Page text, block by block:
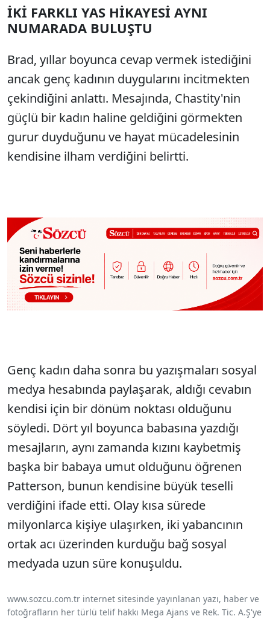
İKİ FARKLI YAS HİKAYESİ AYNI
NUMARADA BULUŞTU
Brad, yıllar boyunca cevap vermek istediğini
ancak genç kadının duygularını incitmekten
çekindiğini anlattı. Mesajında, Chastity'nin
güçlü bir kadın haline geldiğini görmekten
gurur duyduğunu ve hayat mücadelesinin
kendisine ilham verdiğini belirtti.
Genç kadın daha sonra bu yazışmaları sosyal
medya hesabında paylaşarak, aldığı cevabın
kendisi için bir dönüm noktası olduğunu
söyledi. Dört yıl boyunca babasına yazdığı
mesajların, aynı zamanda kızını kaybetmiş
başka bir babaya umut olduğunu öğrenen
Patterson, bunun kendisine büyük teselli
verdiğini ifade etti. Olay kısa sürede
milyonlarca kişiye ulaşırken, iki yabancının
ortak acı üzerinden kurduğu bağ sosyal
medyada uzun süre konuşuldu.
www.sozcu.com.tr internet sitesinde yayınlanan yazı, haber ve
fotoğrafların her türlü telif hakkı Mega Ajans ve Rek. Tic. A.Ş'ye